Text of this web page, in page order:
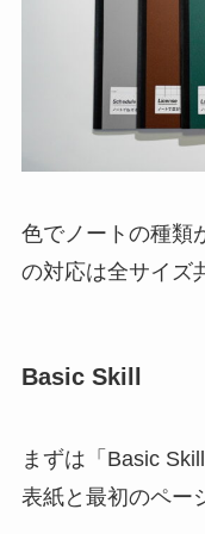
色でノートの種類
の対応は全サイズ
Basic Skill
まずは「Basic Skill
表紙と最初のペー